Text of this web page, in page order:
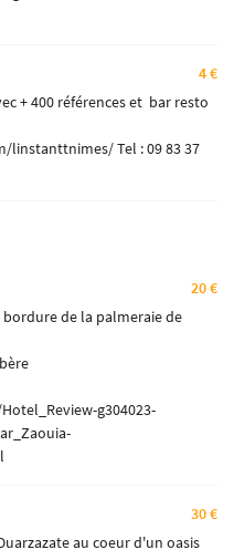
4 €
+ 400 références et bar resto
linstanttnimes/Tel : 09 83 37
20 €
de la palmeraie de
g304023-
30 €
au coeur d'un oasis